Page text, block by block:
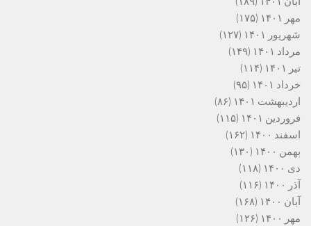
مهر ۱۴۰۱
(۱۷۵)
شهریور ۱۴۰۱
(۱۲۷)
مرداد ۱۴۰۱
(۱۴۹)
تیر ۱۴۰۱
(۱۱۴)
خرداد ۱۴۰۱
(۹۵)
اردیبهشت ۱۴۰۱
(۸۶)
فروردین ۱۴۰۱
(۱۱۵)
اسفند ۱۴۰۰
(۱۶۲)
بهمن ۱۴۰۰
(۱۳۰)
دی ۱۴۰۰
(۱۱۸)
آذر ۱۴۰۰
(۱۱۶)
آبان ۱۴۰۰
(۱۶۸)
مهر ۱۴۰۰
(۱۲۶)